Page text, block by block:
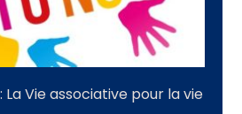
La Vie associative pour la vie